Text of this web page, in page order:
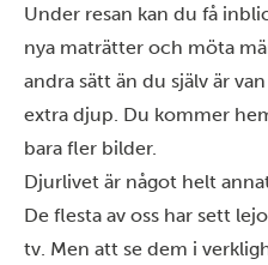
Under resan kan du få
nya maträtter och möta
andra sätt än du själv är
extra djup. Du kommer
bara fler bilder.
Djurlivet är något helt
De flesta av oss har sett
tv. Men att se dem i